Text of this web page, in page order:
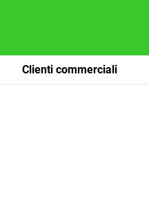
Clienti commerciali